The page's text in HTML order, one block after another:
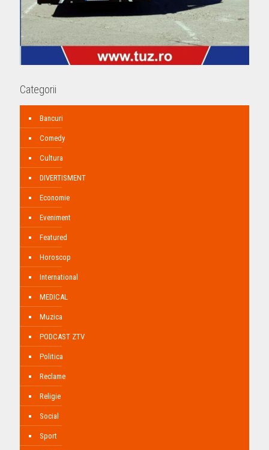
Categorii
Bancuri
Comedy
Cultura
DIVERTISMENT
Economie
Eveniment
Featured
Horoscop
International
MEDICAL
Muzica
PODCAST ZTV
Politica
Reclame
Religie
Social
Sport